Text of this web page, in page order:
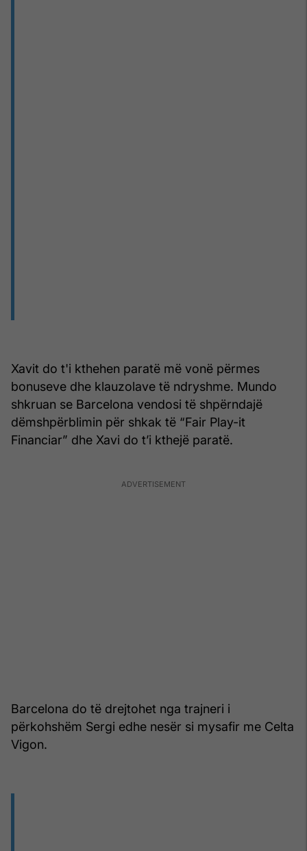
Xavit do t'i kthehen paratë më vonë përmes
bonuseve dhe klauzolave ​​të ndryshme. Mundo
shkruan se Barcelona vendosi të shpërndajë
dëmshpërblimin për shkak të “Fair Play-it
Financiar” dhe Xavi do t’i kthejë paratë.
Barcelona do të drejtohet nga trajneri i
përkohshëm Sergi edhe nesër si mysafir me Celta
Vigon.